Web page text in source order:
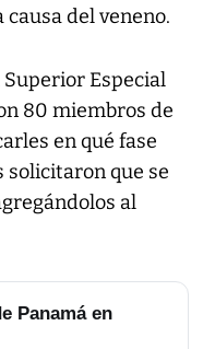
del veneno.
Superior Especial
80 miembros de
en qué fase
solicitaron que se
al
Panamá en